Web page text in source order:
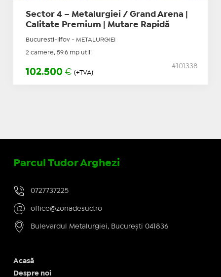
Sector 4 – Metalurgiei / Grand Arena |
Calitate Premium | Mutare Rapidă
Bucuresti-Ilfov - METALURGIEI
2 camere, 59.6 mp utili
102.500 € (+TVA)
#101338
Parcul Tudor Arghezi
0727737225
office@zonadesud.ro
Bulevardul Metalurgiei, București 041836
Acasă
Despre noi